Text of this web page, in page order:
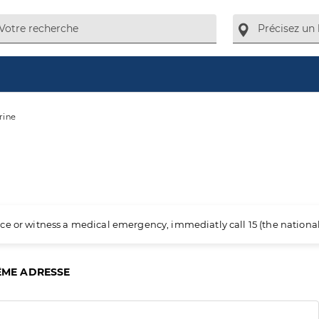
or witness a medical emergency, immediatly call 15 (the
ADRESSE